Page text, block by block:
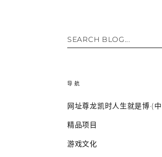
SEARCH BLOG...
导航
网址尊龙凯时人生就是博·(
精品项目
游戏文化